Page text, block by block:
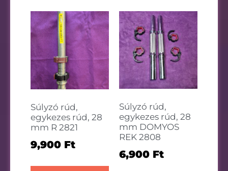
Súlyzó rúd,
egykezes rúd, 28
mm R 2821
9,900 Ft
Súlyzó rúd,
egykezes rúd, 28
mm DOMYOS
REK 2808
6,900 Ft